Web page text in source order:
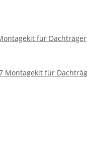
für Dachträger